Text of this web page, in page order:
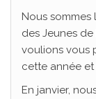
Nous sommes
des Jeunes de
voulions vous
cette année et
En janvier,